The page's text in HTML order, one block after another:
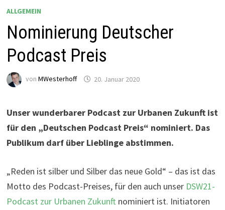
ALLGEMEIN
Nominierung Deutscher
Podcast Preis
von MWesterhoff 20. Januar 2020
Unser wunderbarer Podcast zur Urbanen Zukunft ist
für den „Deutschen Podcast Preis“ nominiert. Das
Publikum darf über Lieblinge abstimmen.
„Reden ist silber und Silber das neue Gold“ – das ist das
Motto des Podcast-Preises, für den auch unser DSW21-
Podcast zur Urbanen Zukunftnominiert ist. Initiatoren